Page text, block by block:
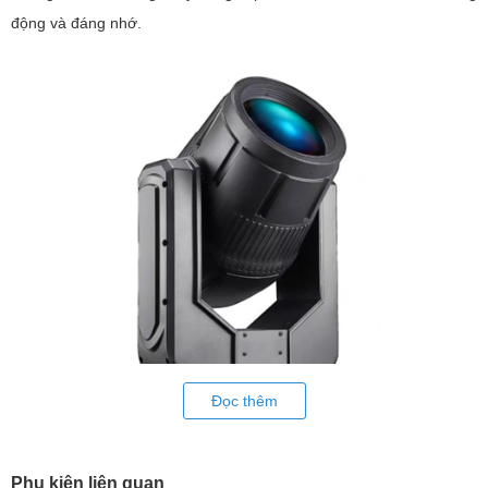
động và đáng nhớ.
Đọc thêm
Phụ kiện liên quan